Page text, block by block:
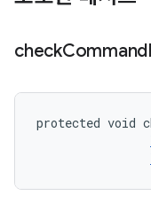
checkCommand
protected void